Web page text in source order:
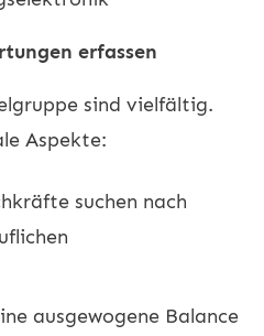
erfassen
sind vielfältig.
Aspekte:
suchen nach
ausgewogene Balance